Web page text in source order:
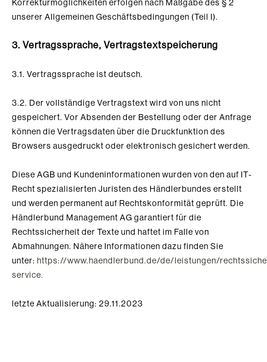
Korrekturmöglichkeiten erfolgen nach Maßgabe des § 2
unserer Allgemeinen Geschäftsbedingungen (Teil I).
3. Vertragssprache, Vertragstextspeicherung
3.1. Vertragssprache ist deutsch.
3.2. Der vollständige Vertragstext wird von uns nicht
gespeichert. Vor Absenden der Bestellung oder der Anfrage
können die Vertragsdaten über die Druckfunktion des
Browsers ausgedruckt oder elektronisch gesichert werden.
Diese AGB und Kundeninformationen wurden von den auf IT-
Recht spezialisierten Juristen des Händlerbundes erstellt
und werden permanent auf Rechtskonformität geprüft. Die
Händlerbund Management AG garantiert für die
Rechtssicherheit der Texte und haftet im Falle von
Abmahnungen. Nähere Informationen dazu finden Sie
unter: https://www.haendlerbund.de/de/leistungen/
service.
letzte Aktualisierung: 29.11.2023